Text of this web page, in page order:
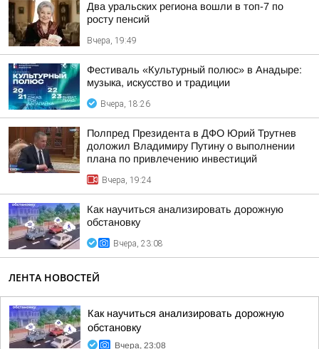
Два уральских региона вошли в топ-7 по
росту пенсий
Вчера, 19:49
Фестиваль «Культурный полюс» в Анадыре:
музыка, искусство и традиции
Вчера, 18:26
Полпред Президента в ДФО Юрий Трутнев
доложил Владимиру Путину о выполнении
плана по привлечению инвестиций
Вчера, 19:24
Как научиться анализировать дорожную
обстановку
Вчера, 23:08
ЛЕНТА НОВОСТЕЙ
Как научиться анализировать дорожную
обстановку
Вчера, 23:08